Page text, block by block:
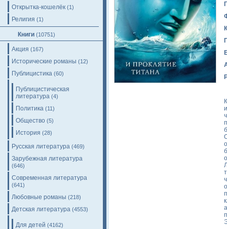
Открытка-кошелёк (1)
Религия (1)
Книги (10751)
Акция (167)
Исторические романы (12)
Публицистика (60)
Публицистическая
литература (4)
Политика (11)
Общество (5)
История (28)
Русская литература (469)
Зарубежная литература
(646)
Современная литература
(641)
Любовные романы (218)
Детская литература (4553)
Для детей (4162)